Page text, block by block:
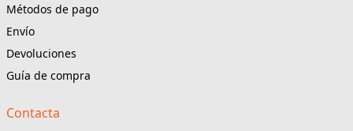
Métodos de pago
Envío
Devoluciones
Guía de compra
Contacta